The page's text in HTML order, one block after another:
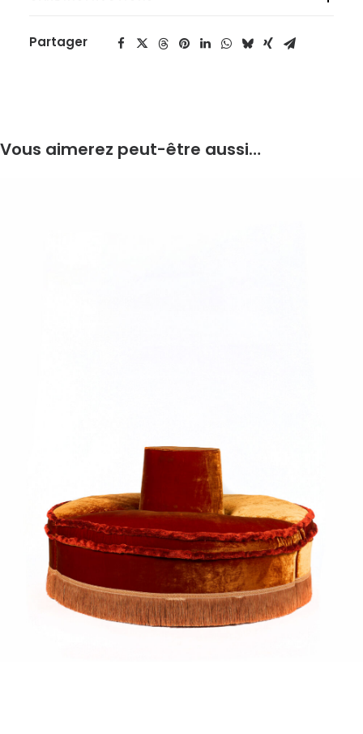
Partager
Vous aimerez peut-être aussi…